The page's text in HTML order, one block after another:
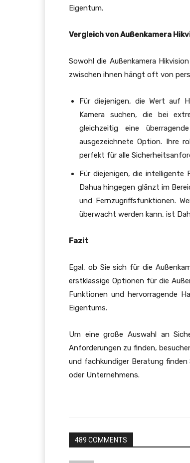
Eigentum.
Vergleich von Außenkamera
Sowohl die Außenkamera
zwischen ihnen hängt oft von
Für diejenigen, die Wert auf
Kamera suchen, die bei
gleichzeitig eine
ausgezeichnete Option. Ihre
perfekt für alle
Für diejenigen, die
Dahua hingegen glänzt im
und Fernzugriffsfunktionen.
überwacht werden kann, ist
Fazit
Egal, ob Sie sich für die
erstklassige Optionen für die
Funktionen und hervorragende
Eigentums.
Um eine große Auswahl an
Anforderungen zu finden,
und fachkundiger Beratung
oder Unternehmens.
489 COMMENTS